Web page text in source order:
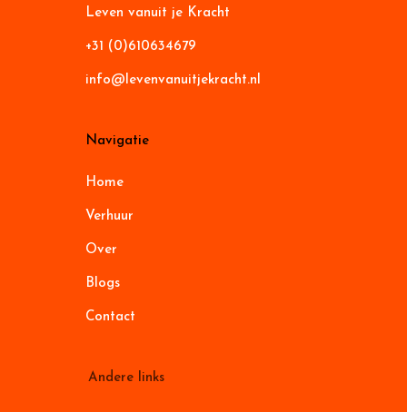
Leven vanuit je Kracht
+31 (0)610634679
info@levenvanuitjekracht.nl
Navigatie
Home
Verhuur
Over
Blogs
Contact
Andere links